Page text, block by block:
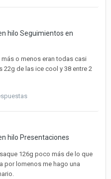
hilo Seguimientos en
o menos eran todas casi
22g de las ice cool y 38 entre 2
hilo Presentaciones
126g poco más de lo que
por lomenos me hago una